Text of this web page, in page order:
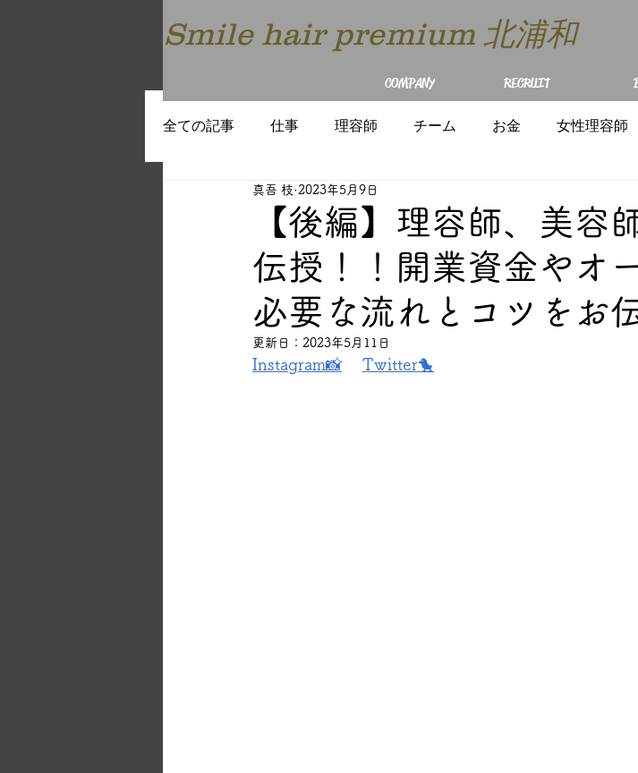
Smile hair premium 北浦和
COMPANY RECRUIT
全ての記事 仕事 理容師 チーム お金 女性理容師
教育 トレンド
【後編】理容師、美容
伝授！！開業資金やオ
必要な流れとコツをお
真吾 枝 2023年5月9日
更新日： 2023年5月11日
Instagram📸 Twitter🐤